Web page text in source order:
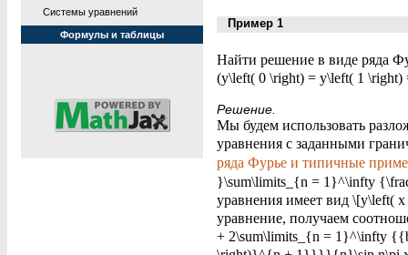
Системы уравнений
Формулы и таблицы
Пример 1
Найти решение в виде ряда
(y\left( 0 \right) = y\left( 1 \right)
Решение.
Мы будем использовать
уравнения с заданными
ряда Фурье и типичные
}\sum\limits_{n = 1}^\infty
уравнения имеет вид \[y\left(
уравнение, получаем
+ 2\sum\limits_{n = 1}^\infty